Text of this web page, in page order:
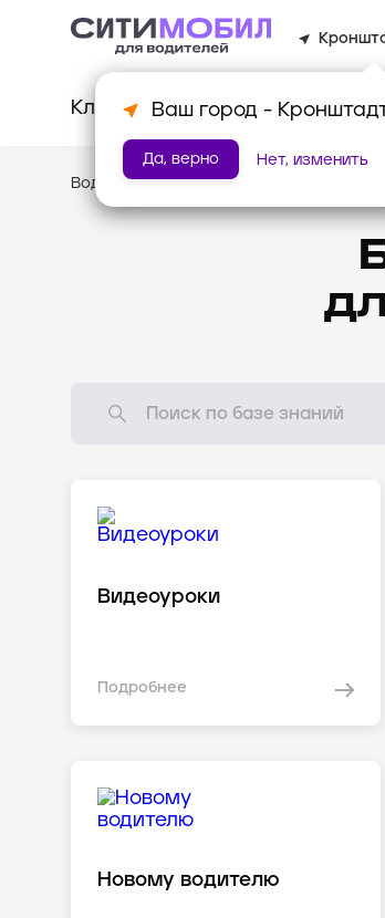
Ваш город -
Да, верно Нет, изменить
Клиентам Водителям
Водителям /База знаний
Видеоуроки
Подробнее
Новому водителю